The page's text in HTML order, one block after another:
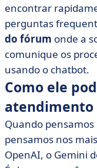
encontrar
perguntas
do fórum onde a
comunique os
usando o chatbot.
Como ele
atendimento
Quando
pensamos nos
OpenAI, o Gemini